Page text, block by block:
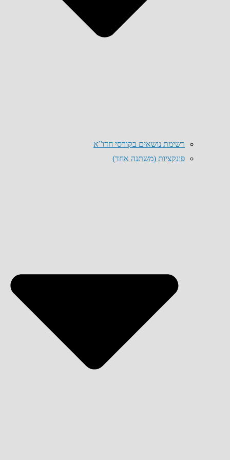
רשימת נושאים בקורסי חדו”א
פונקציות (משתנה אחד)